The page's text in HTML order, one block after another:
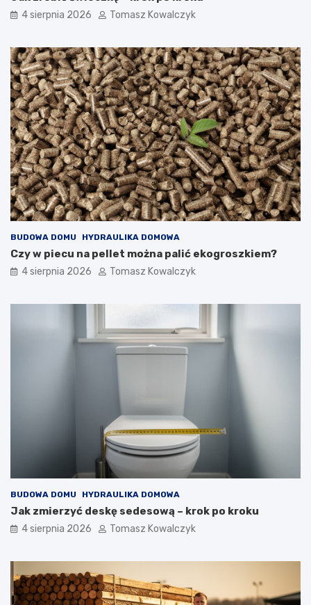
4 sierpnia 2026 Tomasz Kowalczyk
BUDOWA DOMU HYDRAULIKA DOMOWA
Czy w piecu na pellet można palić ekogroszkiem?
4 sierpnia 2026 Tomasz Kowalczyk
BUDOWA DOMU HYDRAULIKA DOMOWA
Jak zmierzyć deskę sedesową – krok po kroku
4 sierpnia 2026 Tomasz Kowalczyk